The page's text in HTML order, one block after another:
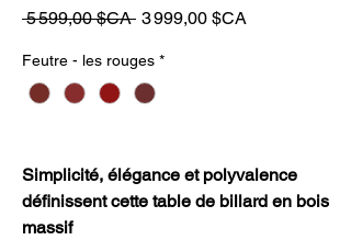
5 599,00 $CA Prix
3 999,00 $CA
Feutre - les rouges *
Simplicité, élégance et polyvalence
définissent cette table de billard en bois
massif